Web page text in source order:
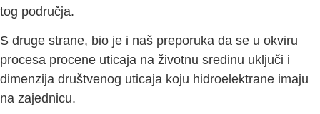
tog područja.
S druge strane, bio je i naš preporuka da se u okviru
procesa procene uticaja na životnu sredinu uključi i
dimenzija društvenog uticaja koju hidroelektrane imaju
na zajednicu.